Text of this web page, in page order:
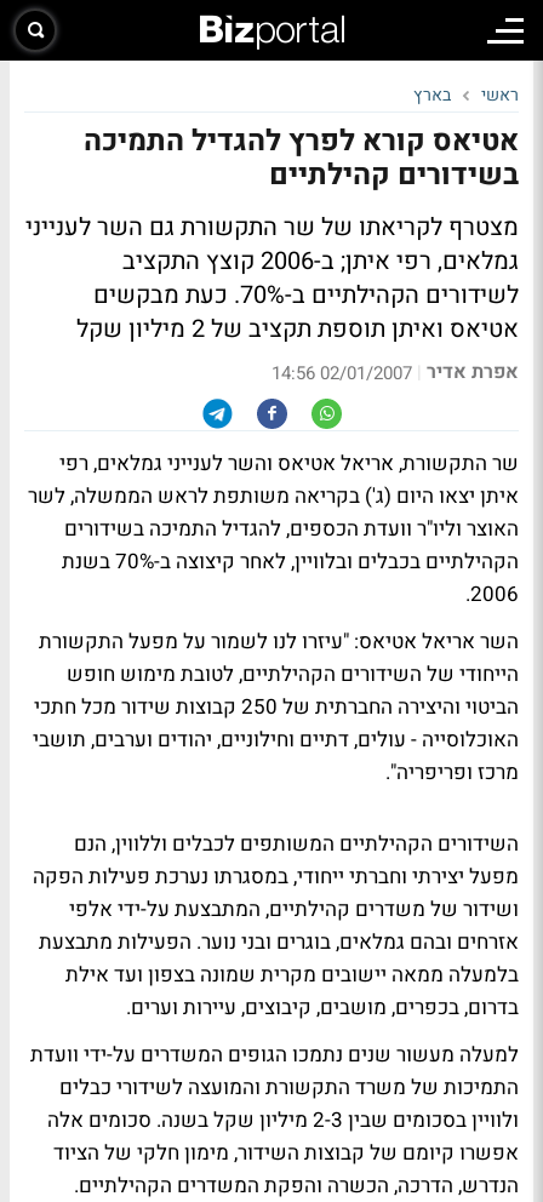
ראשי בארץ
אטיאס קורא לפרץ להגדיל התמיכה
בשידורים קהילתיים
מצטרף לקריאתו של שר התקשורת גם השר לענייני
גמלאים, רפי איתן; ב-2006 קוצץ התקציב
לשידורים הקהילתיים ב-70%. כעת מבקשים
אטיאס ואיתן תוספת תקציב של 2 מיליון שקל
אפרת אדיר |
02/01/2007 14:56
שר התקשורת, אריאל אטיאס והשר לענייני גמלאים, רפי
איתן יצאו היום (ג') בקריאה משותפת לראש הממשלה, לשר
האוצר וליו"ר וועדת הכספים, להגדיל התמיכה בשידורים
הקהילתיים בכבלים ובלוויין, לאחר קיצוצה ב-70% בשנת
2006.
השר אריאל אטיאס: "עיזרו לנו לשמור על מפעל התקשורת
הייחודי של השידורים הקהילתיים, לטובת מימוש חופש
הביטוי והיצירה החברתית של 250 קבוצות שידור מכל חתכי
האוכלוסייה - עולים, דתיים וחילוניים, יהודים וערבים, תושבי
מרכז ופריפריה".
השידורים הקהילתיים המשותפים לכבלים וללווין, הנם
מפעל יצירתי וחברתי ייחודי, במסגרתו נערכת פעילות הפקה
ושידור של משדרים קהילתיים, המתבצעת על-ידי אלפי
אזרחים ובהם גמלאים, בוגרים ובני נוער. הפעילות מתבצעת
בלמעלה ממאה יישובים מקרית שמונה בצפון ועד אילת
בדרום, בכפרים, מושבים, קיבוצים, עיירות וערים.
למעלה מעשור שנים נתמכו הגופים המשדרים על-ידי וועדת
התמיכות של משרד התקשורת והמועצה לשידורי כבלים
ולוויין בסכומים שבין 2-3 מיליון שקל בשנה. סכומים אלה
אפשרו קיומם של קבוצות השידור, מימון חלקי של הציוד
הנדרש, הדרכה, הכשרה והפקת המשדרים הקהילתיים.